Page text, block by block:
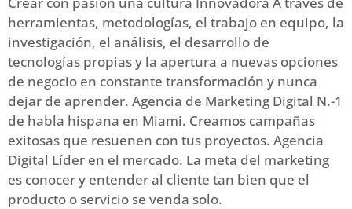
herramientas, metodologías, el trabajo en equipo, la
investigación, el análisis, el desarrollo de
tecnologías propias y la apertura a nuevas opciones
de negocio en constante transformación y nunca
dejar de aprender. Agencia de Marketing Digital N.-1
de habla hispana en Miami. Creamos campañas
exitosas que resuenen con tus proyectos. Agencia
Digital Líder en el mercado. La meta del marketing
es conocer y entender al cliente tan bien que el
producto o servicio se venda solo.